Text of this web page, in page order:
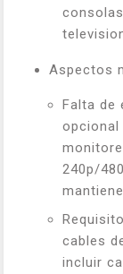
Aspectos
Falta de
opcional
240p/
cables
incluir